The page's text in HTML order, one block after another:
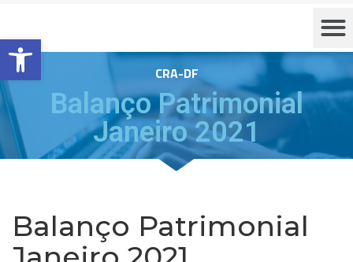
Barra de Ferramentas Aberta
CRA-DF
Balanço Patrimonial
Janeiro 2021
Balanço Patrimonial